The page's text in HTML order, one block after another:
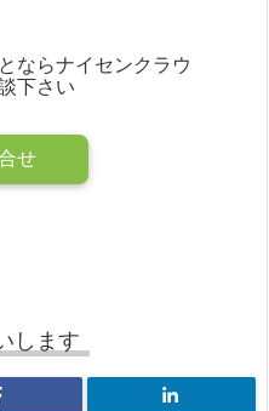
ならナイセンクラウ
下さい
せ
します